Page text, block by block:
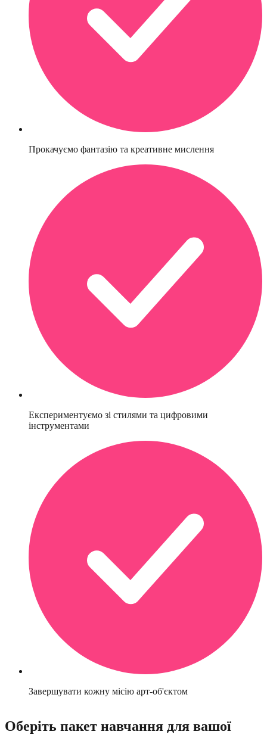
Прокачуємо фантазію та креативне мислення
Експериментуємо зі стилями та цифровими
інструментами
Завершувати кожну місію арт-об'єктом
Оберіть пакет навчання для вашої